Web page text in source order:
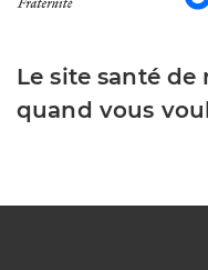
Le site santé de
quand vous